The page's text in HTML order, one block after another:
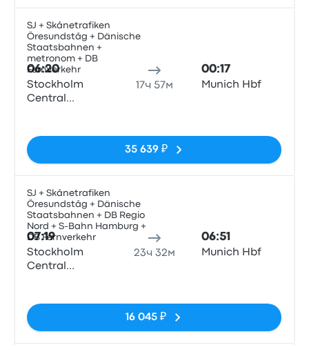
SJ + Skånetrafiken
Öresundståg + Dänische
Staatsbahnen +
metronom + DB
Fernverkehr
06:20
Stockholm
Central
17ч 57м
00:17
Munich Hbf
35 639 ₽
SJ + Skånetrafiken
Öresundståg + Dänische
Staatsbahnen + DB Regio
Nord + S-Bahn Hamburg +
DB Fernverkehr
07:19
Stockholm
Central
23ч 32м
06:51
Munich Hbf
16 045 ₽